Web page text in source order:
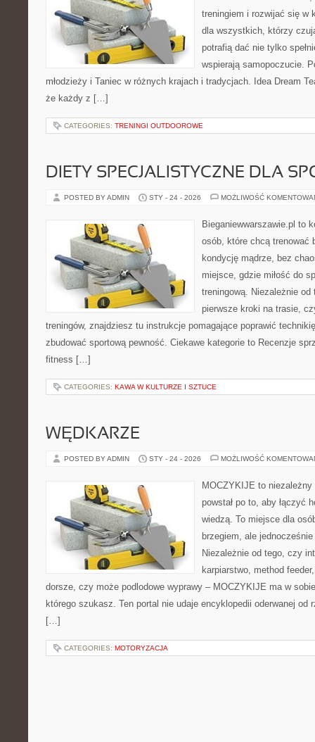
treningiem i rozwijać się w
dla wszystkich, którzy
potrafią dać nie tylko
wspierają samopoczucie.
młodzieży i Taniec w różnych krajach i tradycjach. Idea Dream
że każdy z […]
CATEGORIES: TRENINGI OUTDOOROWE
DIETY SPECJALISTYCZNE DLA
POSTED BY ADMIN STY - 24 - 2026 MOŻLIWOŚĆ
Bieganiewwarszawie.pl to
osób, które chcą trenować
kondycję mądrze, bez
miejsce, gdzie miłość do
treningową. Niezależnie
pierwsze kroki na trasie,
treningów, znajdziesz tu instrukcje pomagające poprawić
zbudować sportową pewność. Ciekawe kategorie to Recenzje
fitness […]
CATEGORIES: KAWA W KULTURZE I SZTUCE
WĘDKARZE
POSTED BY ADMIN STY - 24 - 2026 MOŻLIWOŚĆ
MOCZYKIJE to
powstał po to, aby łączyć
wiedzą. To miejsce dla
brzegiem, ale
Niezależnie od tego, czy
karpiarstwo, method
dorsze, czy może podlodowe wyprawy – MOCZYKIJE ma w
którego szukasz. Ten portal nie udaje encyklopedii oderwanej
[…]
CATEGORIES: MOTORYZACJA